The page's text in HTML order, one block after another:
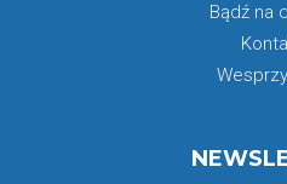
Bądź na